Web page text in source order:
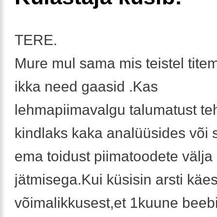
TERE.
Mure mul sama mis teistel
ikka need gaasid .Kas
lehmapiimavalgu talumatust
kindlaks kaka analüüsides või
ema toidust piimatoodete välja
jätmisega.Kui küsisin arsti
võimalikkusest,et 1kuune